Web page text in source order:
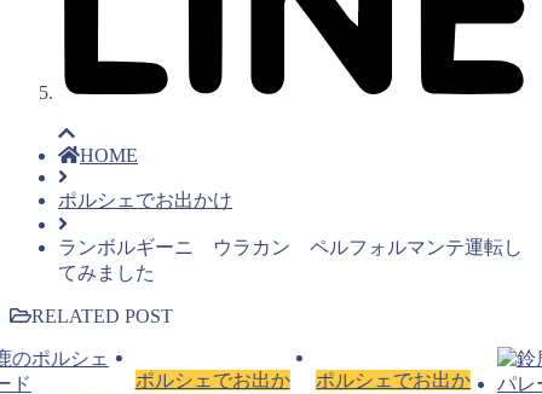
HOME
ポルシェでお出かけ
ランボルギーニ ウラカン ペルフォルマンテ運転し
てみました
RELATED POST
ポルシェでお出か
ポルシェでお出か